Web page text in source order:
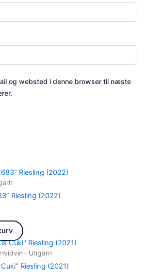
og websted i denne browser til næste
Riesling (2022)
· Ungarn
Riesling (2021)